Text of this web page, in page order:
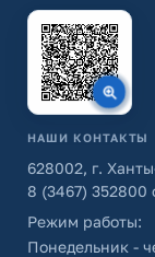
НАШИ КОНТАКТЫ
628002, г.
8 (3467) 352800
Режим работы:
Понедельник -